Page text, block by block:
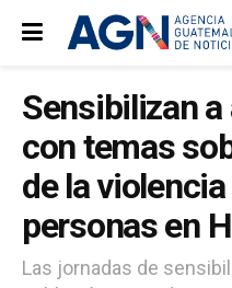
Sensibilizan
con temas
de la
personas en
Las jornadas de